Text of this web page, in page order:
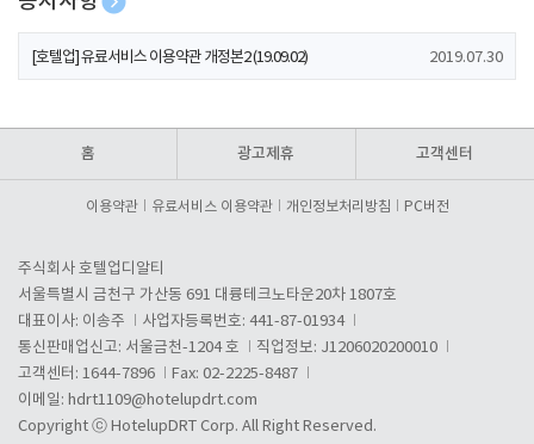
[호텔업] 개인정보 처리방침 개정본1 (19.09.02)
[호텔업] 유료서비스 이용약관 개정본2 (19.09.02) 2019.07.30
홈 광고제휴 고객센터
이용약관 유료서비스 이용약관 개인정보처리방침 PC버전
주식회사 호텔업디알티
서울특별시 금천구 가산동 691 대륭테크노타운20차 1807호
대표이사: 이송주
사업자등록번호: 441-87-01934
통신판매업신고: 서울금천-1204 호
직업정보: J1206020200010
고객센터: 1644-7896
Fax: 02-2225-8487
이메일: hdrt1109@hotelupdrt.com
Copyright ⓒ HotelupDRT Corp. All Right Reserved.